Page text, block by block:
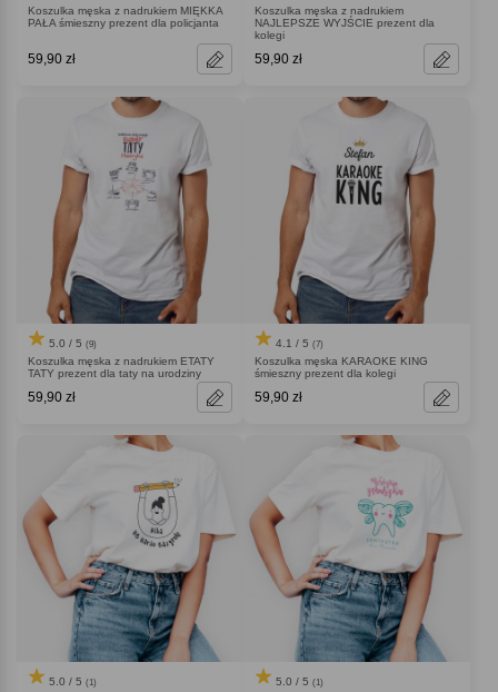
Koszulka męska z nadrukiem MIĘKKA
PAŁA śmieszny prezent dla policjanta
59,90 zł
Koszulka męska z nadrukiem
NAJLEPSZE WYJŚCIE prezent dla
kolegi
59,90 zł
5.0 / 5 (9)
Koszulka męska z nadrukiem ETATY
TATY prezent dla taty na urodziny
59,90 zł
4.1 / 5 (7)
Koszulka męska KARAOKE KING
śmieszny prezent dla kolegi
59,90 zł
5.0 / 5 (1) 5.0 / 5 (1)